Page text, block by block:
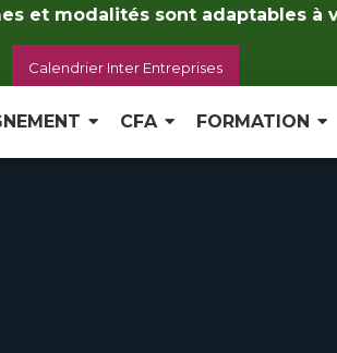
et modalités sont adaptables à
Calendrier Inter Entreprises
CFA FORMATION